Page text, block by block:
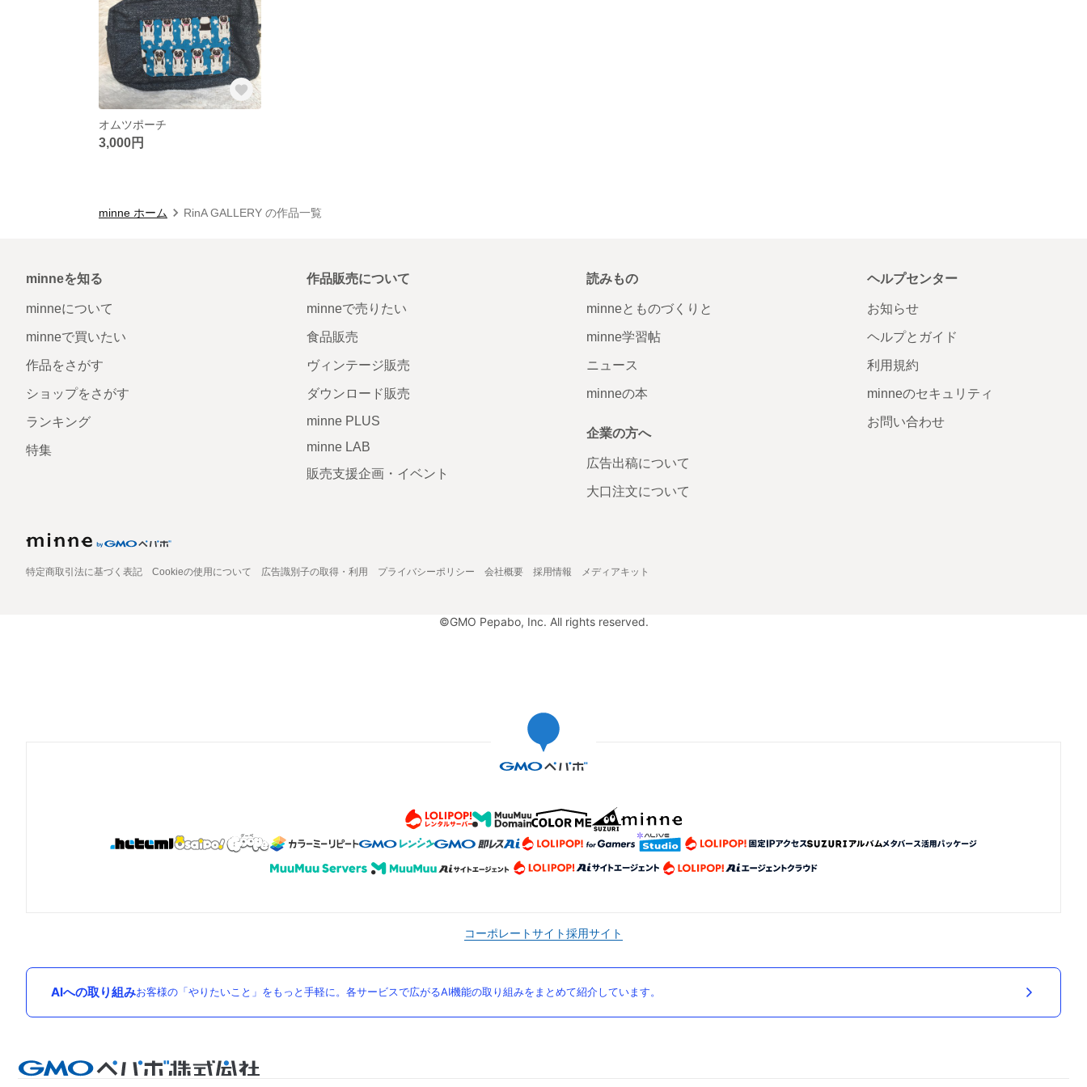
オムツポーチ
3,000円
minne ホーム RinA GALLERY の作品一覧
minneを知る
minneについて
minneで買いたい
作品をさがす
ショップをさがす
ランキング
特集
作品販売について
minneで売りたい
食品販売
ヴィンテージ販売
ダウンロード販売
minne PLUS
minne LAB
販売支援企画・イベント
読みもの
minneとものづくりと
minne学習帖
ニュース
minneの本
企業の方へ
広告出稿について
大口注文について
ヘルプセンター
お知らせ
ヘルプとガイド
利用規約
minneのセキュリティ
お問い合わせ
特定商取引法に基づく表記 Cookieの使用について 広告識別子の取得・利用 プライバシーポリシー 会社概要 採用情報 メディアキット
©GMO Pepabo, Inc. All rights reserved.
コーポレートサイト採用サイト
AIへの取り組みお客様の「やりたいこと」をもっと手軽に。各サービスで広がるAI機能の取り組みをまとめて紹介しています。